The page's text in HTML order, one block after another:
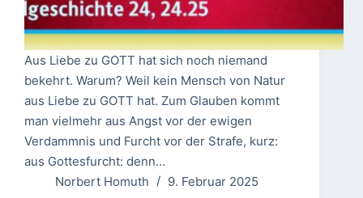
Aus Liebe zu GOTT hat sich noch niemand
bekehrt. Warum? Weil kein Mensch von Natur
aus Liebe zu GOTT hat. Zum Glauben kommt
man vielmehr aus Angst vor der ewigen
Verdammnis und Furcht vor der Strafe, kurz:
aus Gottesfurcht: denn…
Norbert Homuth
9. Februar 2025